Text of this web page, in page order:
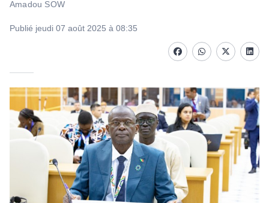
Amadou SOW
Publié jeudi 07 août 2025 à 08:35
FacebookwhatsappTwitter